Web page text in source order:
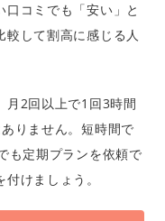
コミでも「安い」と
較して割高に感じる人
月2回以上で1回3時間
りません。短時間で
も定期プランを依頼で
けましょう。